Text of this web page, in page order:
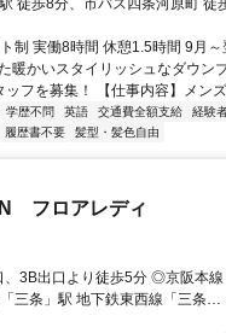
徒歩8分、市バス四条河原町 徒
制 実働8時間 休憩1.5時間 9月
暖かいスタイリッシュなダウン
フを募集！ 【仕事内容】メン
学歴不問 英語 交通費全額支給 経験
履歴書不要 髪型・髪色自由
フロアレディ